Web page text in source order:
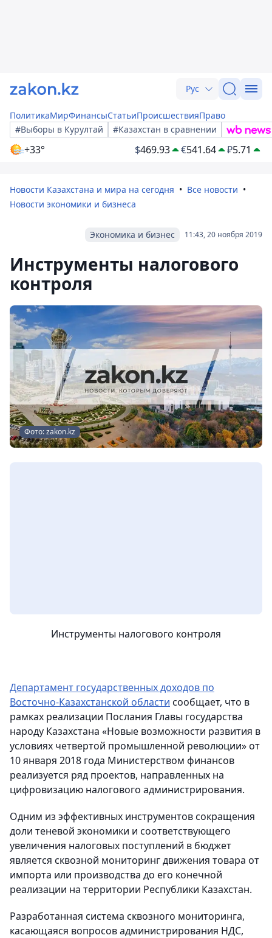
Рус
ПолитикаМирФинансыСтатьиПроисшествияПраво
#Выборы в Курултай
#Казахстан в сравнении
+33° $469.93 €541.64 ₽5.71
Новости Казахстана и мира на сегодня
Все новости
Новости экономики и бизнеса
11:43, 20 ноября 2019
Экономика и бизнес
Инструменты налогового
контроля
Фото: zakon.kz
Инструменты налогового контроля
Департамент государственных доходов по
Восточно-Казахстанской области сообщает, что в
рамках реализации Послания Главы государства
народу Казахстана «Новые возможности развития в
условиях четвертой промышленной революции» от
10 января 2018 года Министерством финансов
реализуется ряд проектов, направленных на
цифровизацию налогового администрирования.
Одним из эффективных инструментов сокращения
доли теневой экономики и соответствующего
увеличения налоговых поступлений в бюджет
является сквозной мониторинг движения товара от
импорта или производства до его конечной
реализации на территории Республики Казахстан.
Разработанная система сквозного мониторинга,
касающаяся вопросов администрирования НДС,